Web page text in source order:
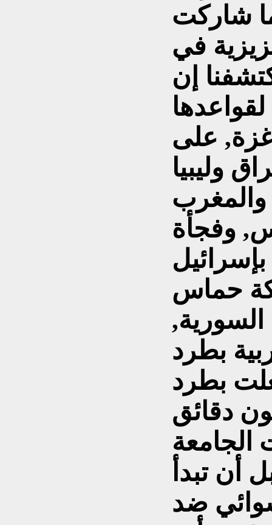
شاركت
في
إن
غزة, على
وليبيا
وفجأة
حماس
بطرد
بطرد
دقائق
الجامعة
أن تبدأ
ضد